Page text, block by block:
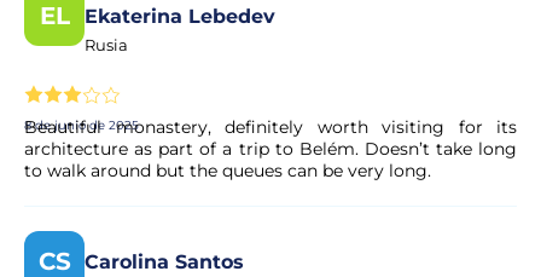
EL Ekaterina Lebedev
Rusia
8 de junio de 2025
Beautiful monastery, definitely worth visiting for its
architecture as part of a trip to Belém. Doesn’t take long
to walk around but the queues can be very long.
CS Carolina Santos